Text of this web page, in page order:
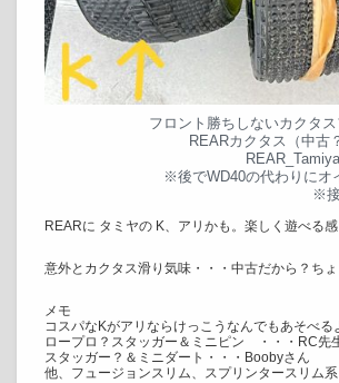
フロント勝ちしないカクタ
REARカクタス（中古
※後でWD40の代わりにオ
※
REARに タミヤの K、アリかも。楽しく遊べる感
意外とカクタス滑り気味・・・中古だから？ち
メモ
コスパなKがアリならけっこうなんでもあそべる
ロープロ？スタッガー＆ミニピン ・・・RC先
スタッガー？＆ミニダート・・・Boobyさん
他、フュージョンスリム、スプリンタースリム系